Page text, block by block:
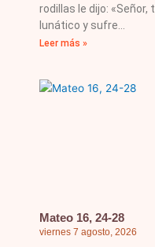
rodillas le dijo:
lunático y sufre
Leer más »
Mateo 16, 24-28
viernes 7 agosto, 2026